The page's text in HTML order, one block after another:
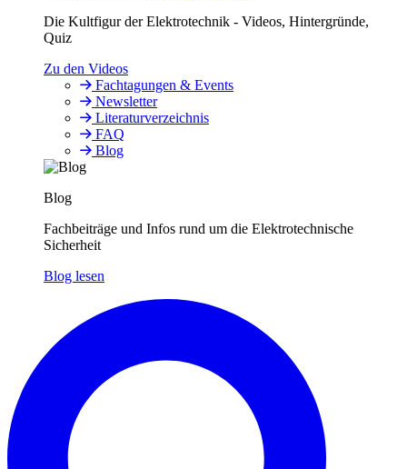
Die Kultfigur der Elektrotechnik - Videos, Hintergründe,
Quiz
Zu den Videos
Fachtagungen & Events
Newsletter
Literaturverzeichnis
FAQ
Blog
Blog
Fachbeiträge und Infos rund um die Elektrotechnische
Sicherheit
Blog lesen